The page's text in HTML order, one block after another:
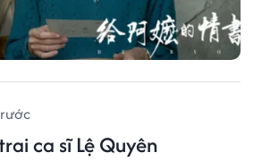
ca sĩ Lệ Quyên